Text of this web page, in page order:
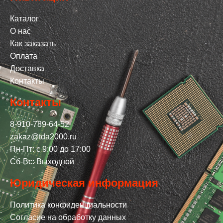
Каталог
О нас
Как заказать
Оплата
Доставка
Контакты
Контакты
8-910-789-64-52
zakaz@tda2000.ru
Пн-Пт: с 9:00 до 17:00
Сб-Вс: Выходной
Юридическая информация
Политика конфиденциальности
Согласие на обработку данных